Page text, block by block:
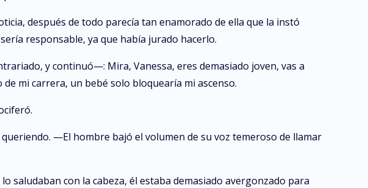
después de todo parecía tan enamorado de ella que la instó
responsable, ya que había jurado hacerlo.
y continuó—: Mira, Vanessa, eres demasiado joven, vas a
mi carrera, un bebé solo bloquearía mi ascenso.
—El hombre bajó el volumen de su voz temeroso de llamar
saludaban con la cabeza, él estaba demasiado avergonzado para